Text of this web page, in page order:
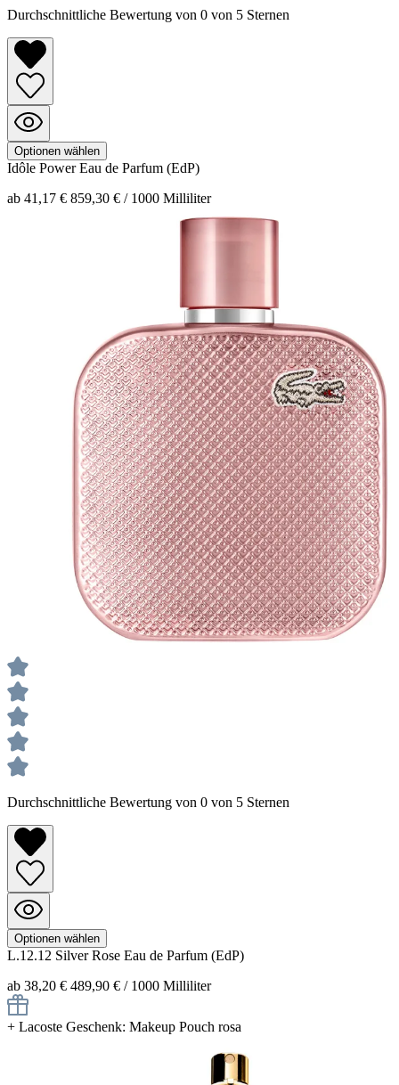
Durchschnittliche Bewertung von 0 von 5 Sternen
Optionen wählen
Idôle PowerEau de Parfum (EdP)
ab 41,17 € 859,30 € / 1000 Milliliter
Durchschnittliche Bewertung von 0 von 5 Sternen
Optionen wählen
L.12.12 Silver Rose Eau de Parfum (EdP)
ab 38,20 € 489,90 € / 1000 Milliliter
+ Lacoste Geschenk: Makeup Pouch rosa